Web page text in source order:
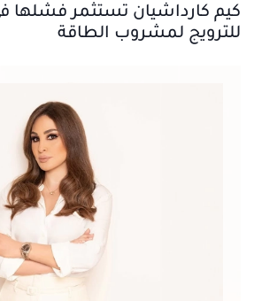
كيم كارداشيان تستثمر فشلها
للترويج لمشروب الطاقة